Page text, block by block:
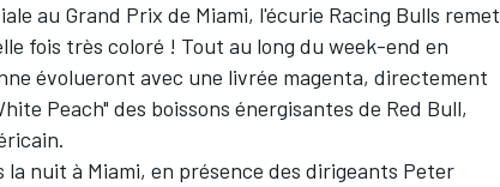
au Grand Prix de Miami, l'écurie Racing Bulls remet
fois très coloré ! Tout au long du week-end en
évolueront avec une livrée magenta, directement
Peach" des boissons énergisantes de Red Bull,
nuit à Miami, en présence des dirigeants Peter